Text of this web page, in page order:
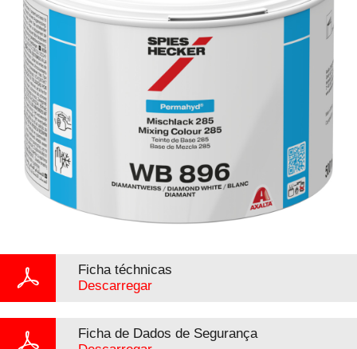
Ficha téchnicas
Descarregar
Ficha de Dados de Segurança